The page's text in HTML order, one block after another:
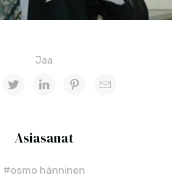
Jaa
Asiasanat
#osmo hänninen